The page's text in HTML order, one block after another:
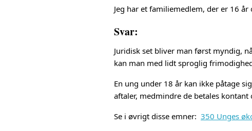
Jeg har et familiemedlem, der er 16
Svar:
Juridisk set bliver man først myndig,
kan man med lidt sproglig
En ung under 18 år kan ikke påtage
aftaler, medmindre de betales
Se i øvrigt disse emner: 350 Unges